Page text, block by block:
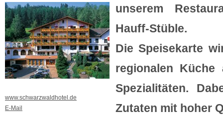
www.schwarzwaldhotel.de
E-Mail
unserem
Hauff-Stüble.
Die Speisekarte
regionalen
Spezialitäten.
Zutaten mit hoher